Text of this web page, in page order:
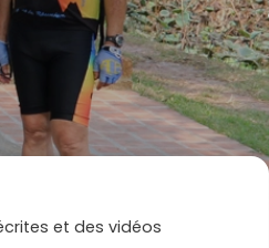
et des vidéos